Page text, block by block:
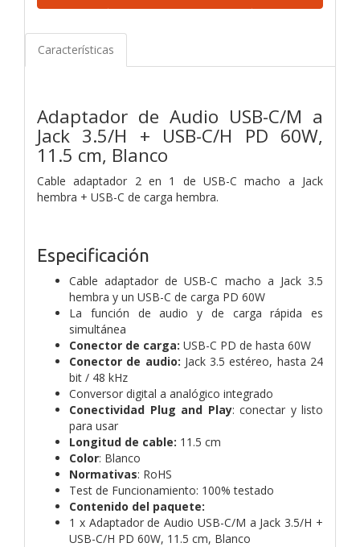
Características
Adaptador de Audio USB-C/M a
Jack 3.5/H + USB-C/H PD 60W,
11.5 cm, Blanco
Cable adaptador 2 en 1 de USB-C macho a Jack
hembra + USB-C de carga hembra.
Especificación
Cable adaptador de USB-C macho a Jack 3.5
hembra y un USB-C de carga PD 60W
La función de audio y de carga rápida es
simultánea
Conector de carga: USB-C PD de hasta 60W
Conector de audio: Jack 3.5 estéreo, hasta 24
bit / 48 kHz
Conversor digital a analógico integrado
Conectividad Plug and Play: conectar y listo
para usar
Longitud de cable: 11.5 cm
Color: Blanco
Normativas: RoHS
Test de Funcionamiento: 100% testado
Contenido del paquete:
1 x Adaptador de Audio USB-C/M a Jack 3.5/H +
USB-C/H PD 60W, 11.5 cm, Blanco